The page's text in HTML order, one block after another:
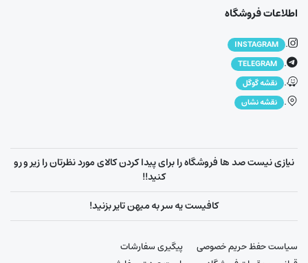
اطلاعات فروشگاه
.
INSTAGRAM
.
TELEGRAM
. نقشه گوگل
. نقشه نشان
نیازی نیست صد ها فروشگاه را برای پیدا کردن کالای مورد نظرتان را زیر و رو
کنید!!
کافیست یه سر به میهن تایر بزنید!
سیاست حفظ حریم خصوصی
پیگیری سفارشات